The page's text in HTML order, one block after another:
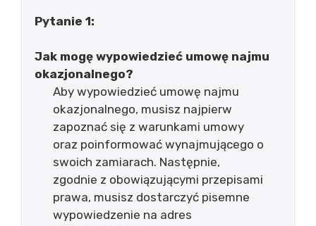
Pytanie 1:
Jak mogę wypowiedzieć umowę najmu
okazjonalnego?
Aby wypowiedzieć umowę najmu
okazjonalnego, musisz najpierw
zapoznać się z warunkami umowy
oraz poinformować wynajmującego o
swoich zamiarach. Następnie,
zgodnie z obowiązującymi przepisami
prawa, musisz dostarczyć pisemne
wypowiedzenie na adres